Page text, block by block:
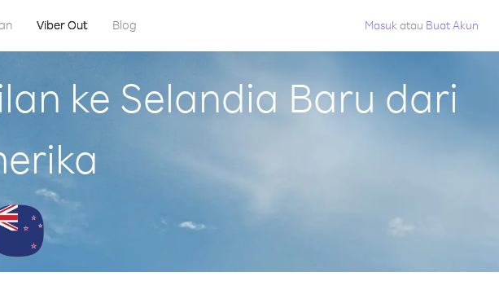
Viber Out Blog Masuk atau Buat Akun
ke Selandia Baru dari